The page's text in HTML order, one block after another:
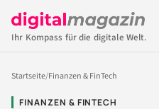
Ihr Kompass für die digitale Welt.
Startseite/Finanzen & FinTech
FINANZEN & FINTECH